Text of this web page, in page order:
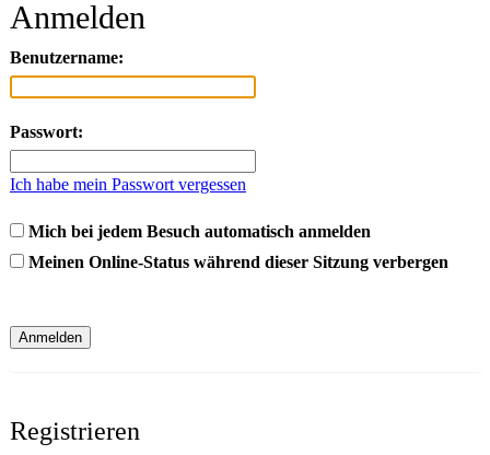
Anmelden
Benutzername:
Passwort:
Ich habe mein Passwort vergessen
Mich bei jedem Besuch automatisch anmelden
Meinen Online-Status während dieser Sitzung verbergen
Registrieren